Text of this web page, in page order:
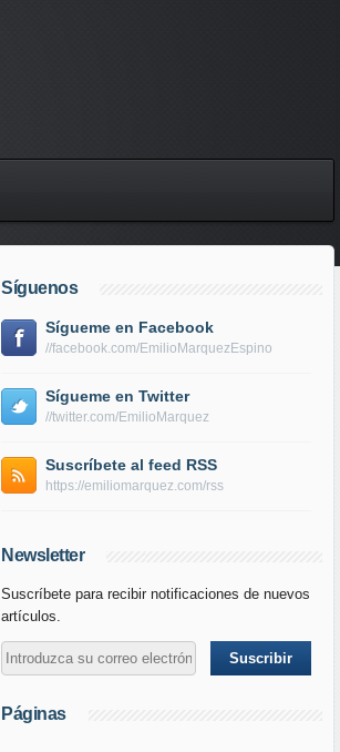
Síguenos
Sígueme en Facebook
//facebook.com/EmilioMarquezEspino
Sígueme en Twitter
//twitter.com/EmilioMarquez
Suscríbete al feed RSS
https://emiliomarquez.com/rss
Newsletter
Suscríbete para recibir notificaciones de nuevos
artículos.
Páginas